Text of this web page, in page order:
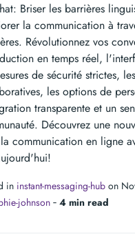
Briser les barrières
la communication à
Révolutionnez vos
en temps réel,
de sécurité strictes,
les options de
transparente et un
Découvrez une
communication en ligne
in instant-messaging-hub on
johnson‐ 4 min read